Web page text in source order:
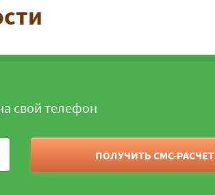
свой телефон
ПОЛУЧИТЬ СМС-РАСЧЕТ